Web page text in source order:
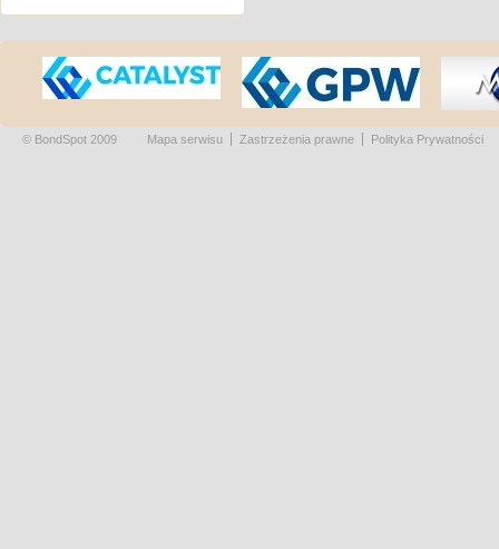
© BondSpot 2009 Mapa serwisu Zastrzeżenia prawne Polityka Prywatności